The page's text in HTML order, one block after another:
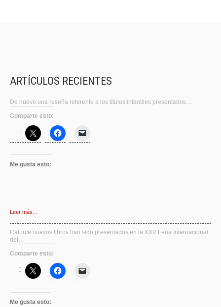
ARTÍCULOS RECIENTES
De nuevo una reseña referente a los títulos infantiles presentados…
Comparte esto:
Me gusta esto:
Leer más...
Catorce nuevos libros han sido presentados en la XXV Feria Internacional
del…
Comparte esto:
Me gusta esto: